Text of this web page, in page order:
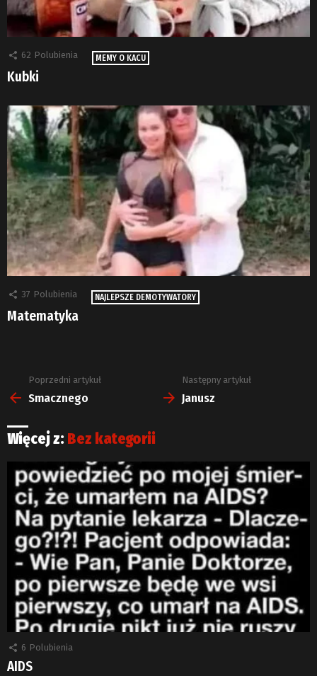
62 Polubienia MEMY O KACU
Kubki
37 Polubienia NAJLEPSZE DEMOTYWATORY
Matematyka
Zobacz
więcej
Poprzedni artykuł
Smacznego
Następny artykuł
Janusz
Więcej z: Bez kategorii
6 Polubienia
AIDS